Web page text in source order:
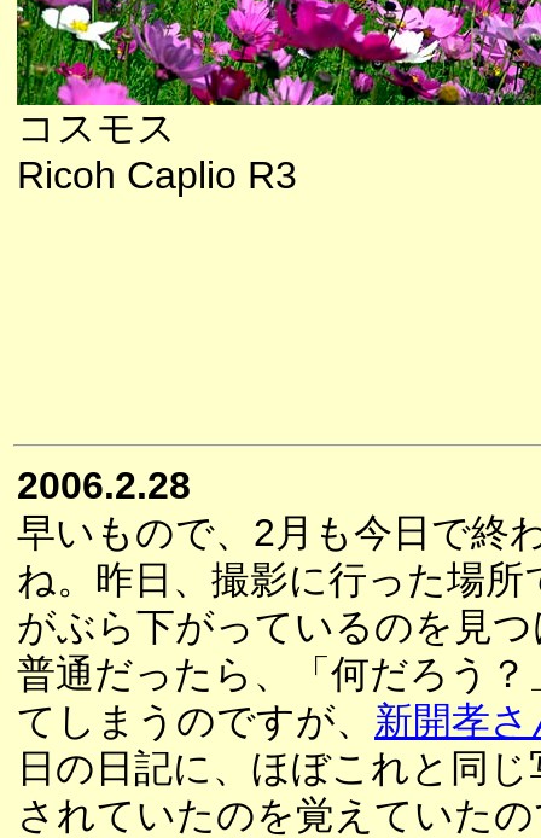
コスモス
Ricoh Caplio R3
2006.2.28
早いもので、2月も今日で終
ね。昨日、撮影に行った場所
がぶら下がっているのを見
普通だったら、「何だろう？
てしまうのですが、 新開孝さ
日の日記に、ほぼこれと同
されていたのを覚えていた